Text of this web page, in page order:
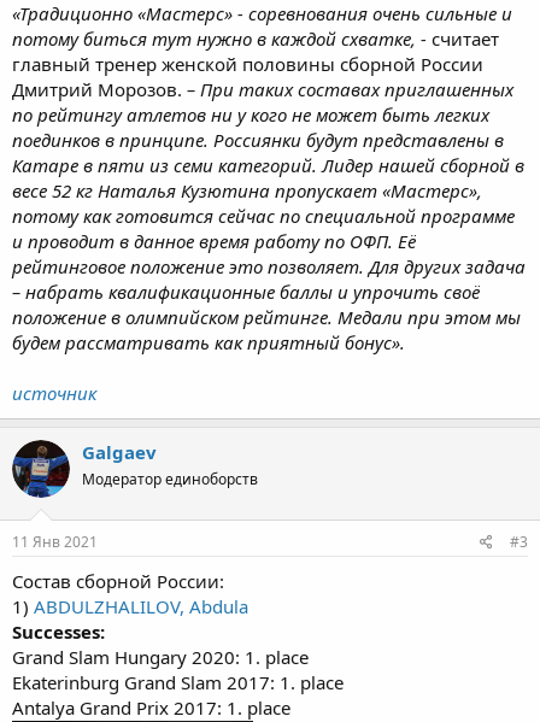
«Традиционно «Мастерс» - соревнования очень сильные и
потому биться тут нужно в каждой схватке, - считает
главный тренер женской половины сборной России
Дмитрий Морозов. – При таких составах приглашенных
по рейтингу атлетов ни у кого не может быть легких
поединков в принципе. Россиянки будут представлены в
Катаре в пяти из семи категорий. Лидер нашей сборной в
весе 52 кг Наталья Кузютина пропускает «Мастерс»,
потому как готовится сейчас по специальной программе
и проводит в данное время работу по ОФП. Её
рейтинговое положение это позволяет. Для других задача
– набрать квалификационные баллы и упрочить своё
положение в олимпийском рейтинге. Медали при этом мы
будем рассматривать как приятный бонус».
источник
Galgaev
Модератор единоборств
11 Янв 2021 #3
Состав сборной России:
1) ABDULZHALILOV, Abdula
Successes:
Grand Slam Hungary 2020: 1. place
Ekaterinburg Grand Slam 2017: 1. place
Antalya Grand Prix 2017: 1. place